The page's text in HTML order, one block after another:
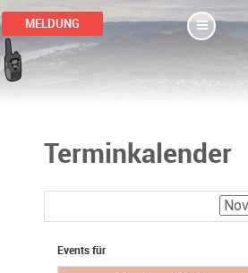
MELDUNG
Terminkalender
Events für